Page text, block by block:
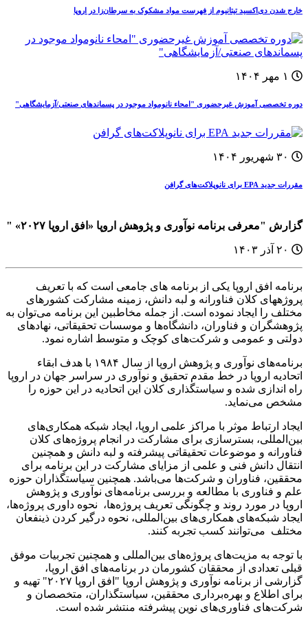
خارج شدن دی‌اکسید تیتانیوم از فهرست مواد مشکوک به سرطان‌زا در اروپا
دوره‌ تخصصی آموزش غيرحضوری "امحاء نانومواد موجود در پسماندهای صنعتی/آزمایشگاهی"
مقررات جدید EPA برای نانوپلاکت‌های گرافن
گزارش "معرفی برنامه نوآوری و پژوهش اروپا «افق اروپا ۲۰۲۷» "
برنامه افق اروپا یکی از برنامه های جامعی است که با تعریف
پروژههای کلان فناورانه و لبه دانش، زمینه مشارکت کشورهای
مختلف را ایجاد نموده است. از جمله مخاطبین این برنامه می‌توان به
پژوهشگران و فناوران، دانشگاه‌ها و موسسات تحقیقاتی، نهادهای
دولتی و عمومی و شرکت‌های کوچک و متوسط اشاره نمود.
برنامه‌های نوآوری و پژوهش اروپا از سال ۱۹۸۴ با هدف ابقاء
اتحادیه اروپا در خط مقدم تحقیق و نوآوری در سراسر جهان در اروپا
راه اندازی شده و سیاستگذاری کلان این اتحادیه در این حوزه را
مشخص می‌نماید.
ایجاد ارتباط موثر با مراکز علمی اروپا، ایجاد شبکه همکاری‌های
بین‌المللی، بسترسازی برای مشارکت در انجام پروژه‌های کلان
فناورانه و موضوعات تحقیقاتی پیشرفته و لبه دانش و همچنین
انتقال دانش فنی و علمی از مزایای مشارکت در این برنامه برای
محققین، فناوران و شرکت‌ها می‌باشد. همچنین سیاستگذاران حوزه
علم و فناوری با مطالعه و بررسی برنامه‌های نوآوری و پژوهش
اروپا در مورد روند و چگونگی تعریف پروژه‌ها، نحوه داوری پروژه‌ها،
ایجاد شبکه‌های همکاری‌های بین‌المللی، نحوه درگیر کردن ذینفعان
مختلف می‌توانند کسب تجربه کنند.
با توجه به مزیت‌های پروژه‌های بین‌المللی و همچنین تجربیات موفق
قبلی تعدادی از محققان کشورمان در برنامه‌های افق اروپا،
گزارشی از برنامه نوآوری و پژوهش اروپا "افق اروپا ۲۰۲۷" تهیه و
برای اطلاع و بهره‌برداری محققین، سیاستگذاران، متخصصان و
شرکت‌های فناوری‌های نوین پیشرفته منتشر شده است.